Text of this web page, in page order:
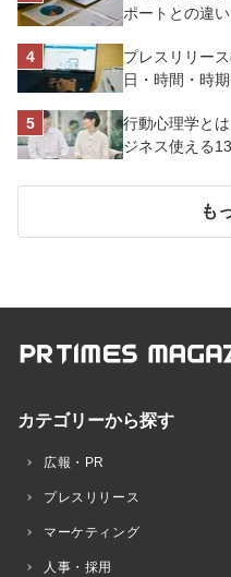
ポートとの違
プレスリリー
日・時間・時
行動心理学と
ジネス使える
も
カテゴリーから探す
広報・PR
プレスリリース
マーケティング
人事・採用